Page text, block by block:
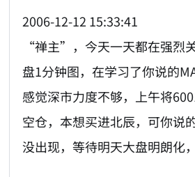
2006-12-12 15:33:41
“禅主”，今天一天都在强烈
盘1分钟图，在学习了你说的
感觉深市力度不够，上午将
空仓，本想买进北辰，可你说
没出现，等待明天大盘明朗化